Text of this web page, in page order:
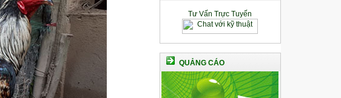
Tư Vấn Trực Tuyến
QUẢNG CÁO